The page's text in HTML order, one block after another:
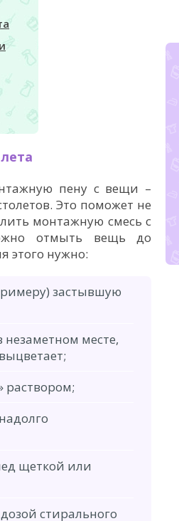
пену с вещи –
Это поможет не
монтажную смесь с
отмыть вещь до
этого нужно:
застывшую
месте,
щеткой или
стирального